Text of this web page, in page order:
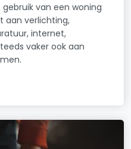
van een woning
aan verlichting,
internet,
vaker ook aan